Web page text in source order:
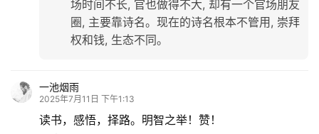
场时间不长, 官也做得不大, 却有一个官场朋友
圈, 主要靠诗名。现在的诗名根本不管用, 崇拜
权和钱, 生态不同。
一池烟雨
2025年7月11日 下午1:13
读书，感悟，择路。明智之举！赞！